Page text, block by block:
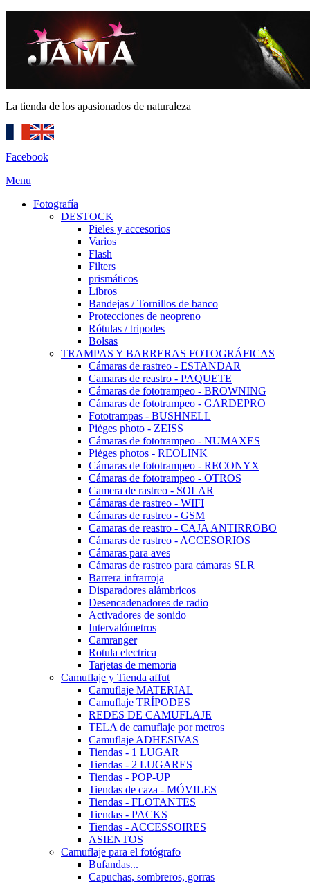
La tienda de los apasionados de naturaleza
Facebook
Menu
Fotografía
DESTOCK
Pieles y accesorios
Varios
Flash
Filters
prismáticos
Libros
Bandejas / Tornillos de banco
Protecciones de neopreno
Rótulas / tripodes
Bolsas
TRAMPAS Y BARRERAS FOTOGRÁFICAS
Cámaras de rastreo - ESTANDAR
Camaras de reastro - PAQUETE
Cámaras de fototrampeo - BROWNING
Cámaras de fototrampeo - GARDEPRO
Fototrampas - BUSHNELL
Pièges photo - ZEISS
Cámaras de fototrampeo - NUMAXES
Pièges photos - REOLINK
Cámaras de fototrampeo - RECONYX
Cámaras de fototrampeo - OTROS
Camera de rastreo - SOLAR
Cámaras de rastreo - WIFI
Cámaras de rastreo - GSM
Camaras de reastro - CAJA ANTIRROBO
Cámaras de rastreo - ACCESORIOS
Cámaras para aves
Cámaras de rastreo para cámaras SLR
Barrera infrarroja
Disparadores alámbricos
Desencadenadores de radio
Activadores de sonido
Intervalómetros
Camranger
Rotula electrica
Tarjetas de memoria
Camuflaje y Tienda affut
Camuflaje MATERIAL
Camuflaje TRÍPODES
REDES DE CAMUFLAJE
TELA de camuflaje por metros
Camuflaje ADHESIVAS
Tiendas - 1 LUGAR
Tiendas - 2 LUGARES
Tiendas - POP-UP
Tiendas de caza - MÓVILES
Tiendas - FLOTANTES
Tiendas - PACKS
Tiendas - ACCESSOIRES
ASIENTOS
Camuflaje para el fotógrafo
Bufandas...
Capuchas, sombreros, gorras